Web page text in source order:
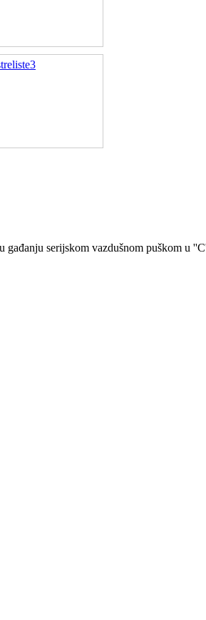
gađanju serijskom vazdušnom puškom